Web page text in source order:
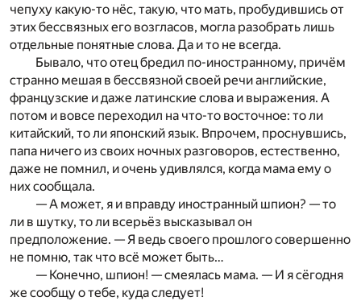
чепуху какую-то нёс, такую, что мать, пробудившись от
этих бессвязных его возгласов, могла разобрать лишь
отдельные понятные слова. Да и то не всегда.
Бывало, что отец бредил по-иностранному, причём
странно мешая в бессвязной своей речи английские,
французские и даже латинские слова и выражения. А
потом и вовсе переходил на что-то восточное: то ли
китайский, то ли японский язык. Впрочем, проснувшись,
папа ничего из своих ночных разговоров, естественно,
даже не помнил, и очень удивлялся, когда мама ему о
них сообщала.
— А может, я и вправду иностранный шпион? — то
ли в шутку, то ли всерьёз высказывал он
предположение. — Я ведь своего прошлого совершенно
не помню, так что всё может быть…
— Конечно, шпион! — смеялась мама. — И я сёгодня
же сообщу о тебе, куда следует!